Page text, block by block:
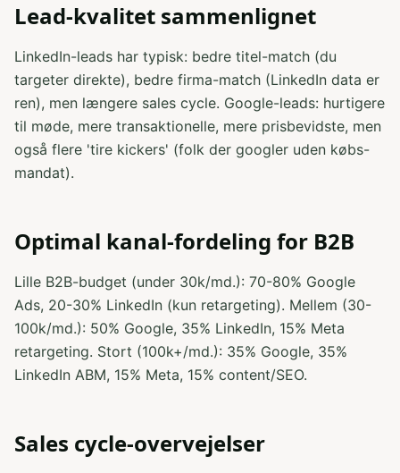
Lead-kvalitet sammenlignet
LinkedIn-leads har typisk: bedre titel-match (du
targeter direkte), bedre firma-match (LinkedIn data er
ren), men længere sales cycle. Google-leads: hurtigere
til møde, mere transaktionelle, mere prisbevidste, men
også flere 'tire kickers' (folk der googler uden købs-
mandat).
Optimal kanal-fordeling for B2B
Lille B2B-budget (under 30k/md.): 70-80% Google
Ads, 20-30% LinkedIn (kun retargeting). Mellem (30-
100k/md.): 50% Google, 35% LinkedIn, 15% Meta
retargeting. Stort (100k+/md.): 35% Google, 35%
LinkedIn ABM, 15% Meta, 15% content/SEO.
Sales cycle-overvejelser